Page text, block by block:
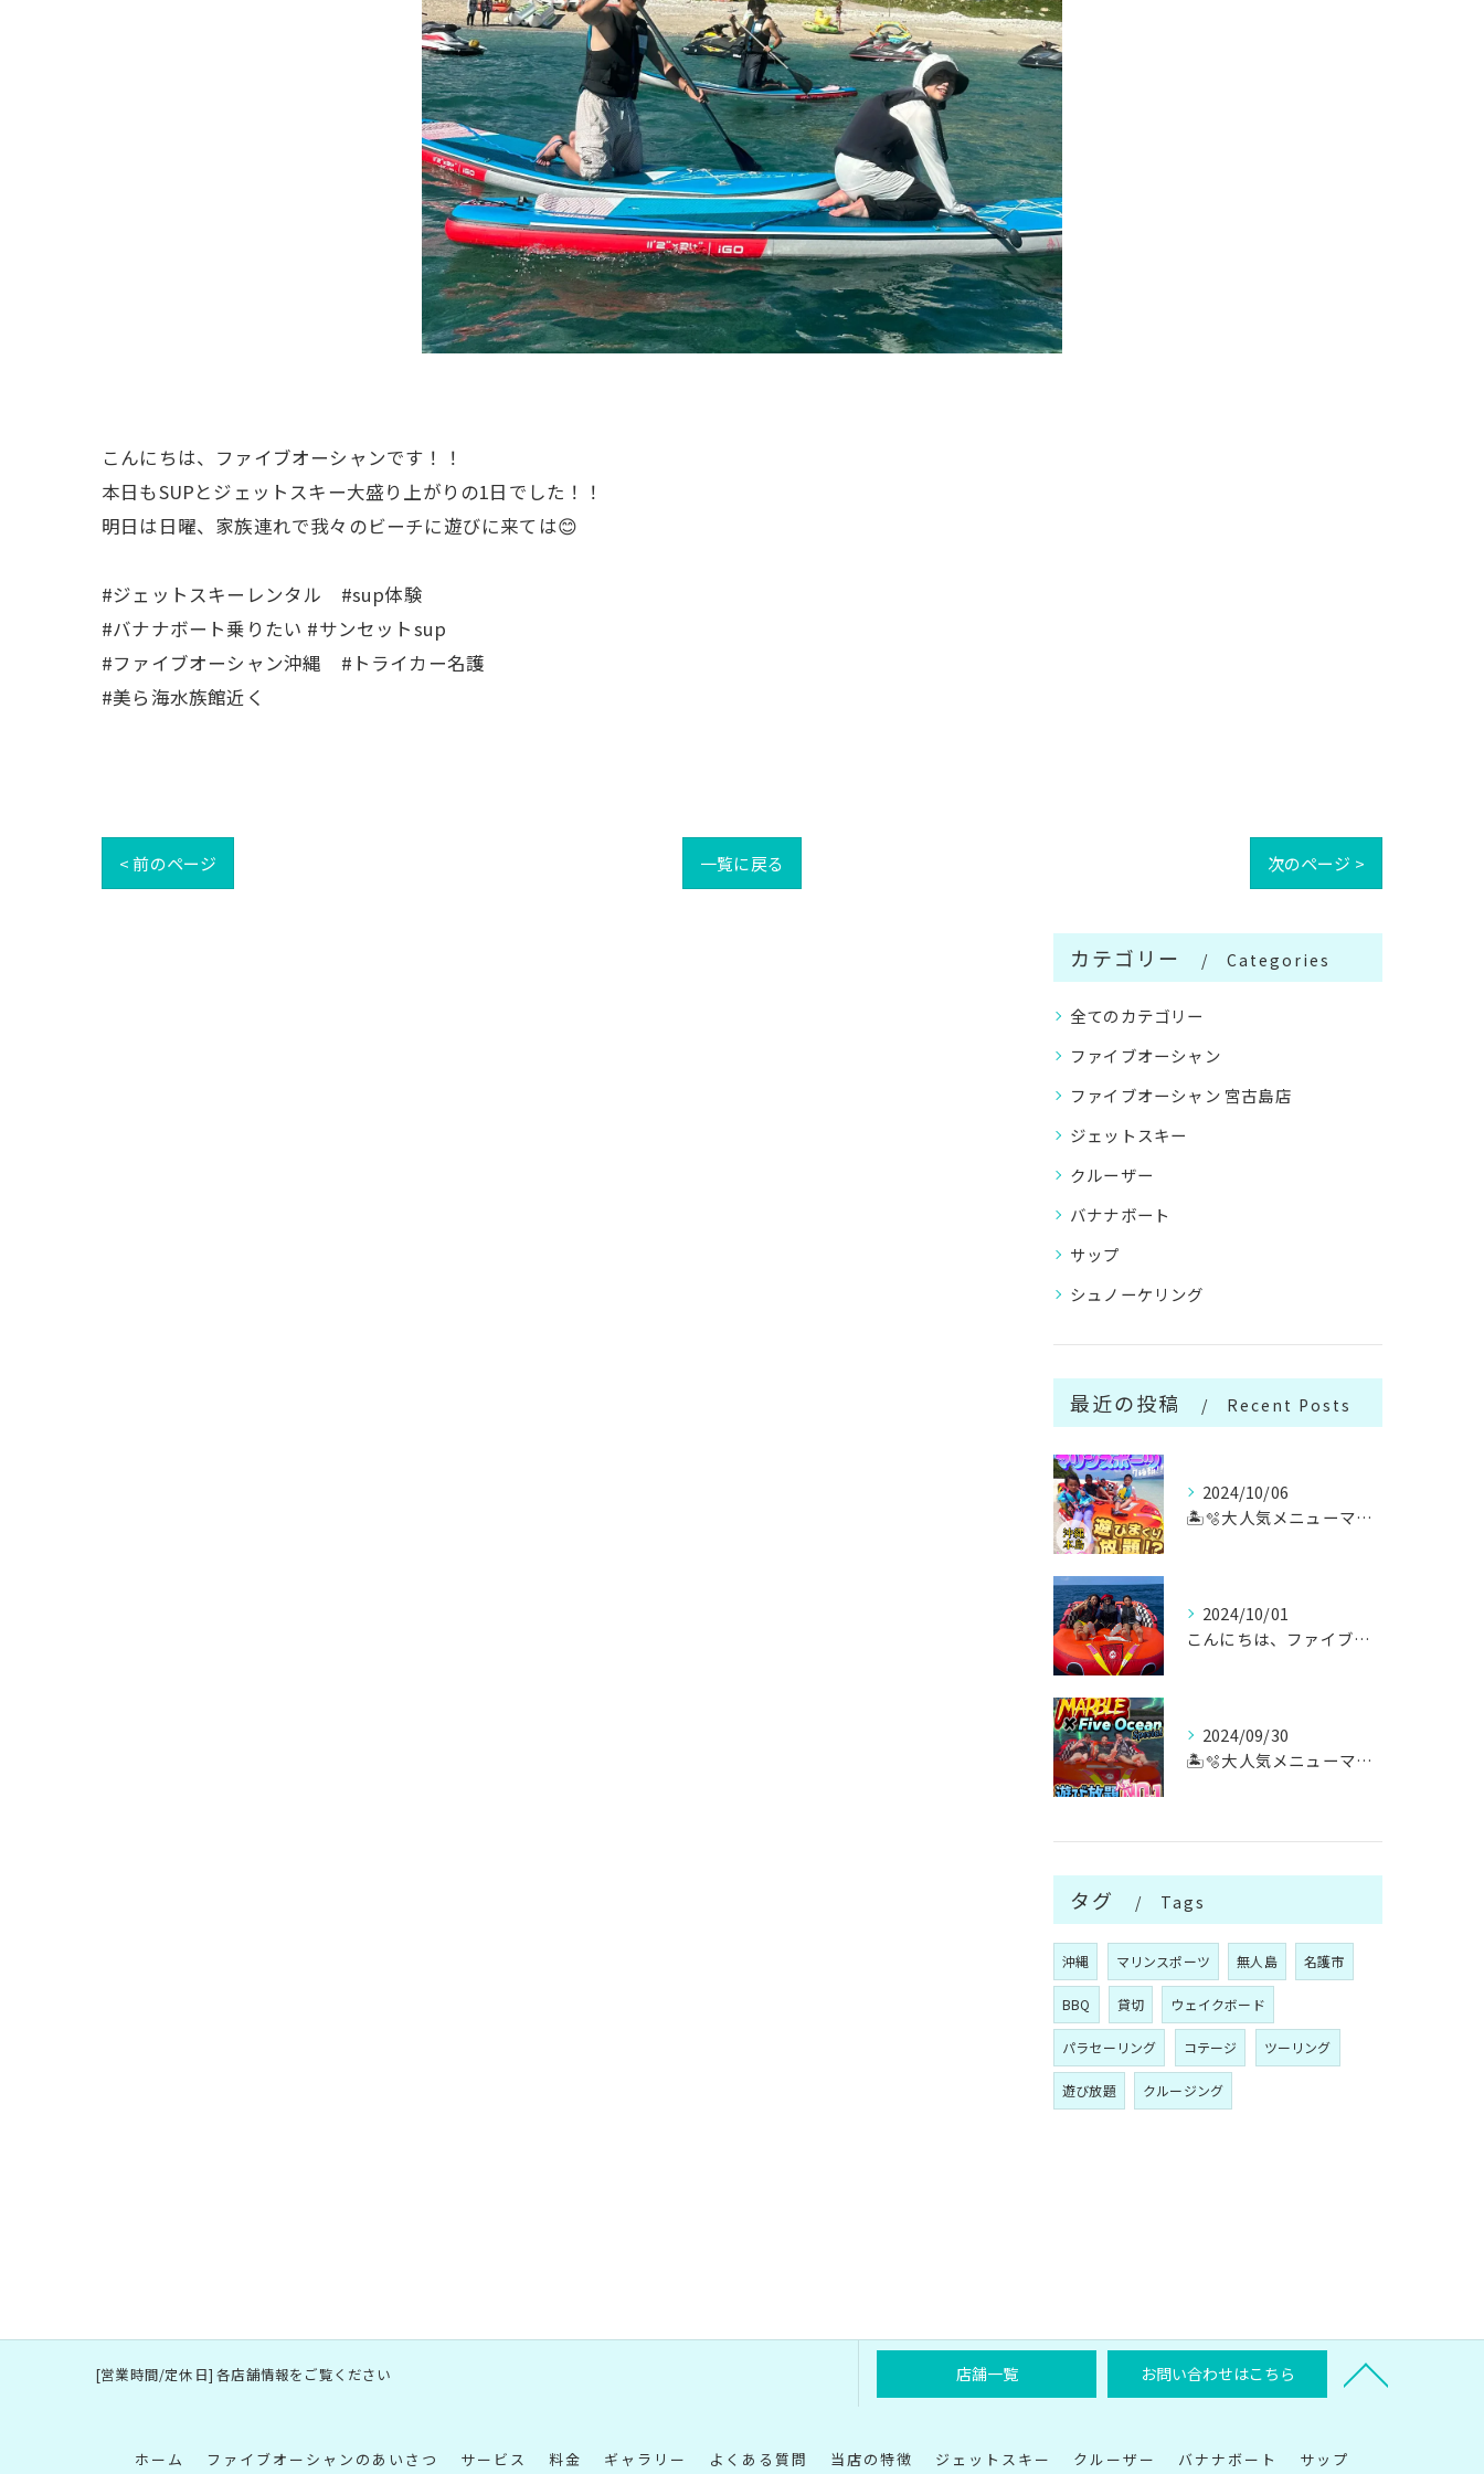
こんにちは、ファイブオーシャンです！！
本日もSUPとジェットスキー大盛り上がりの1日でした！！
明日は日曜、家族連れで我々のビーチに遊びに来ては😊
#ジェットスキーレンタル #sup体験
#バナナボート乗りたい #サンセットsup
#ファイブオーシャン沖縄 #トライカー名護
#美ら海水族館近く
< 前のページ 一覧に戻る 次のページ >
カテゴリー Categories
全てのカテゴリー
ファイブオーシャン
ファイブオーシャン 宮古島店
ジェットスキー
クルーザー
バナナボート
サップ
シュノーケリング
最近の投稿 Recent Posts
2024/10/06
🏝️🫧大人気メニューマリンスポーツ遊び放題🫧🏝️
2024/10/01
こんにちは、ファイブオーシャンです！！
2024/09/30
🏝️🫧大人気メニューマリンスポーツ遊び放題🫧🏝️
タグ Tags
沖縄 マリンスポーツ 無人島 名護市
BBQ 貸切 ウェイクボード
パラセーリング コテージ ツーリング
遊び放題 クルージング
[営業時間/定休日] 各店舗情報をご覧ください 店舗一覧 お問い合わせはこちら
ホーム ファイブオーシャンのあいさつ サービス 料金 ギャラリー よくある質問 当店の特徴 ジェットスキー クルーザー バナナボート サップ